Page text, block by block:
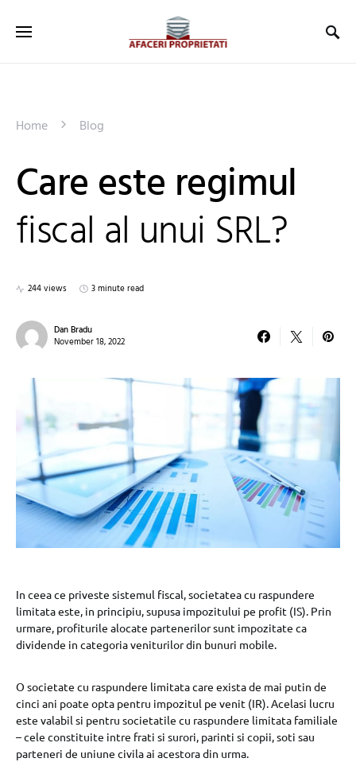
Home Blog
Care este regimul
fiscal al unui SRL?
244 views 3 minute read
Dan Bradu
November 18, 2022
In ceea ce priveste sistemul fiscal, societatea cu raspundere
limitata este, in principiu, supusa impozitului pe profit (IS). Prin
urmare, profiturile alocate partenerilor sunt impozitate ca
dividende in categoria veniturilor din bunuri mobile.
O societate cu raspundere limitata care exista de mai putin de
cinci ani poate opta pentru impozitul pe venit (IR). Acelasi lucru
este valabil si pentru societatile cu raspundere limitata familiale
– cele constituite intre frati si surori, parinti si copii, soti sau
parteneri de uniune civila ai acestora din urma.